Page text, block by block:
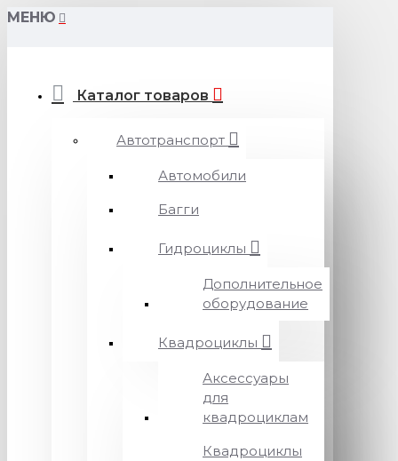
МЕНЮ
Каталог товаров
Автотранспорт
Автомобили
Багги
Гидроциклы
Дополнительное
оборудование
Квадроциклы
Аксессуары
для
квадроциклам
Квадроциклы